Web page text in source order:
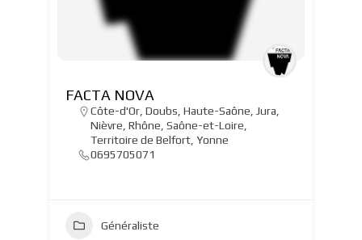
FACTA NOVA
Côte-d'Or, Doubs, Haute-Saône, Jura,
Nièvre, Rhône, Saône-et-Loire,
Territoire de Belfort, Yonne
0695705071
Généraliste